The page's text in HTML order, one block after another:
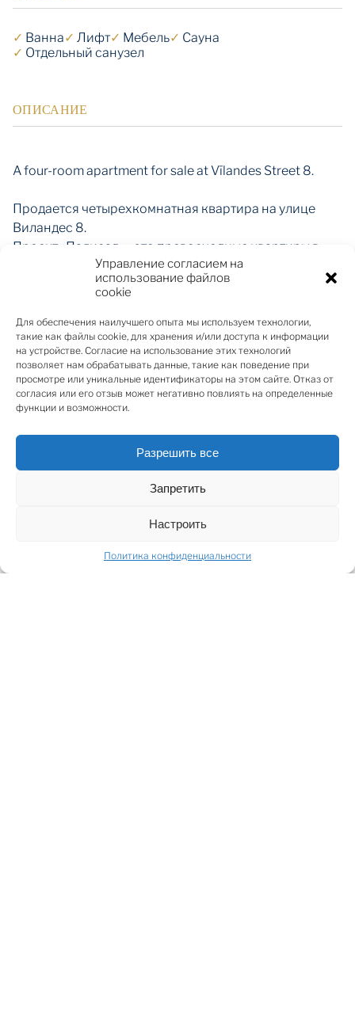
Управление согласием на
использование файлов
cookie
Для обеспечения наилучшего опыта мы используем технологии,
такие как файлы cookie, для хранения и/или доступа к информации
на устройстве. Согласие на использование этих технологий
позволяет нам обрабатывать данные, такие как поведение при
просмотре или уникальные идентификаторы на этом сайте. Отказ от
согласия или его отзыв может негативно повлиять на определенные
функции и возможности.
Разрешить все
Запретить
Настроить
Политика конфиденциальности
✓ Ванна✓ Лифт✓ Мебель✓ Сауна
✓ Отдельный санузел
ОПИСАНИЕ
A four-room apartment for sale at Vīlandes Street 8.
Продается четырехкомнатная квартира на улице
Виландес 8.
Проект «Палисад» - это превосходные квартиры в
престижном месте - тихой части центра Риги, на
улице Виландес 8. Этот дом– одно из самых красивых
в 1913 году. Дом полностью реконструирован:
восстановлены исторические элементы фасада и
интерьера, осуществлен ремонт фасада, построены
роскошные парадные, встроены лифты. Для
комфорта жильцов дома построены бассейн, сауна и
фитнес – поэтому «Палисад» является домом
«клубного типа», где жильцы смогут в элитной среде
оградиться от повседневной суеты.
В светлой и просторной квартире практично
расположена большая гостиная с камином и
особенно романтичным. Три отдельные спальни, две
ванные комнаты и прачечная.